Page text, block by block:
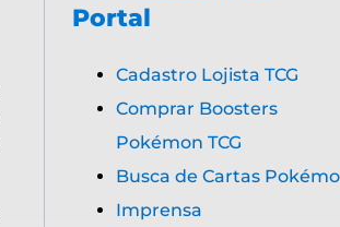
Portal
Cadastro Lojista TCG
Comprar Boosters
Pokémon TCG
Busca de Cartas
Imprensa